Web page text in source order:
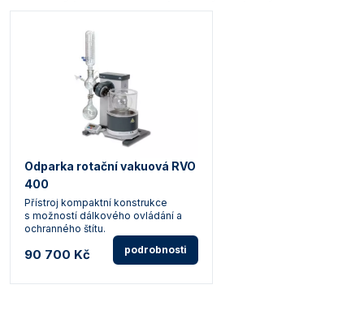
Odparka rotační vakuová RVO
400
Přístroj kompaktní konstrukce
s možností dálkového ovládání a
ochranného štítu.
90 700 Kč podrobnosti